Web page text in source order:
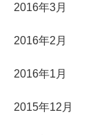
2016年3月
2016年2月
2016年1月
2015年12月